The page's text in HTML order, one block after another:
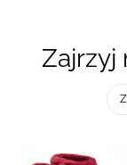
Zajrzyj